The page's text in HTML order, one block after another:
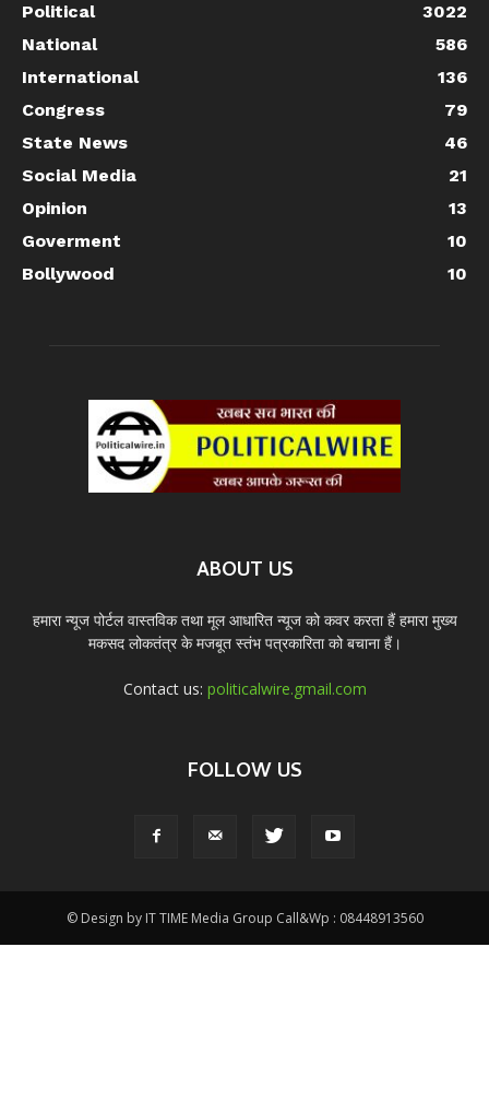
Political
3022
National
586
International
136
Congress
79
State News
46
Social Media
21
Opinion
13
Goverment
10
Bollywood
10
ABOUT US
हमारा न्यूज पोर्टल वास्तविक तथा मूल आधारित न्यूज को कवर करता हैं हमारा मुख्य
मकसद लोकतंत्र के मजबूत स्तंभ पत्रकारिता को बचाना हैं।
Contact us: politicalwire.gmail.com
FOLLOW US
© Design by IT TIME Media Group Call&Wp : 08448913560